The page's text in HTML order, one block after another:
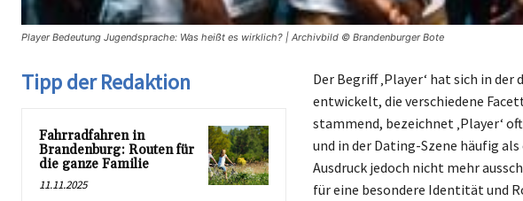
Player Bedeutung Jugendsprache: Was heißt es wirklich? | Archivbild © Brandenburger Bote
Tipp der Redaktion
Fahrradfahren in
Brandenburg: Routen für
die ganze Familie
11.11.2025
Der Begriff ‚Player‘ hat sich in
entwickelt, die verschiedene
stammend, bezeichnet ‚Player‘
und in der Dating-Szene häufig
Ausdruck jedoch nicht mehr
für eine besondere Identität und